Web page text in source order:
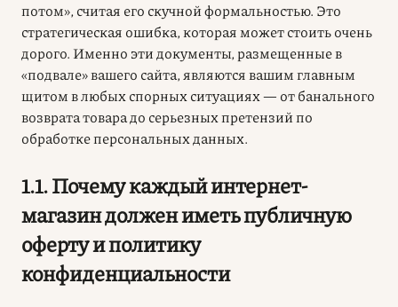
потом», считая его скучной формальностью. Это
стратегическая ошибка, которая может стоить очень
дорого. Именно эти документы, размещенные в
«подвале» вашего сайта, являются вашим главным
щитом в любых спорных ситуациях — от банального
возврата товара до серьезных претензий по
обработке персональных данных.
1.1. Почему каждый интернет-
магазин должен иметь публичную
оферту и политику
конфиденциальности